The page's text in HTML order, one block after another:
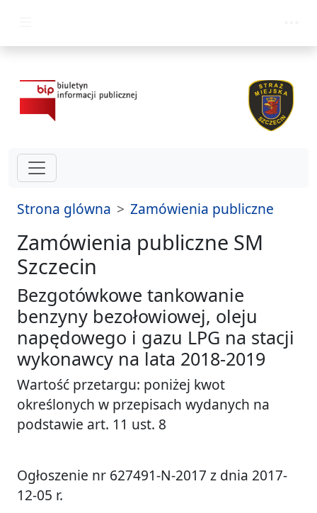
Strona glówna Zamówienia publiczne
Zamówienia publiczne SM
Szczecin
Bezgotówkowe tankowanie
benzyny bezołowiowej, oleju
napędowego i gazu LPG na stacji
wykonawcy na lata 2018-2019
Wartość przetargu: poniżej kwot
określonych w przepisach wydanych na
podstawie art. 11 ust. 8
Ogłoszenie nr 627491-N-2017 z dnia 2017-
12-05 r.